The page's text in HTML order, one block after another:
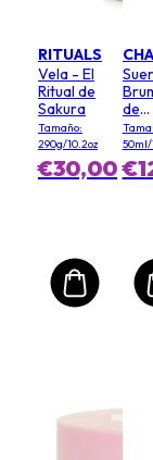
RITUALS
Vela - El
Ritual de
Sakura
Tamaño:
290g/10.2oz
€30,00
de
Roja
50ml/